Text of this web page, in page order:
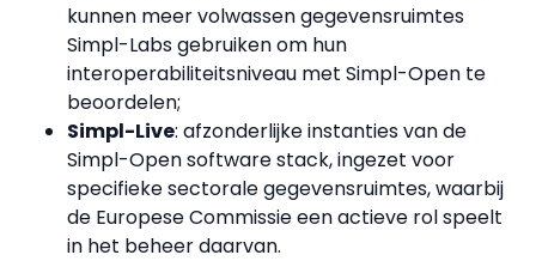
kunnen meer volwassen gegevensruimtes
Simpl-Labs gebruiken om hun
interoperabiliteitsniveau met Simpl-Open te
beoordelen;
Simpl-Live: afzonderlijke instanties van de
Simpl-Open software stack, ingezet voor
specifieke sectorale gegevensruimtes, waarbij
de Europese Commissie een actieve rol speelt
in het beheer daarvan.